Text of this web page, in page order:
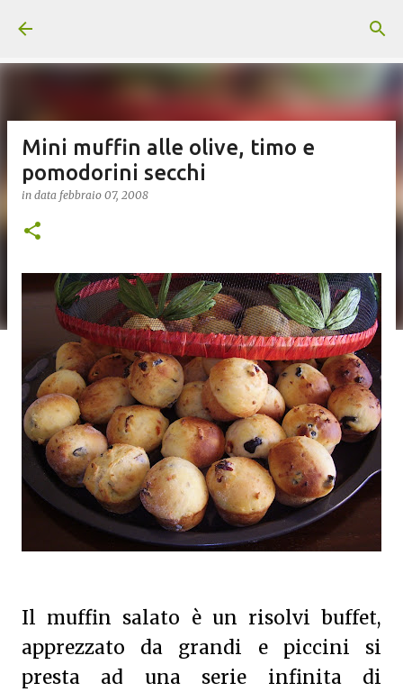
Mini muffin alle olive, timo e
pomodorini secchi
in data febbraio 07, 2008
Il muffin salato è un risolvi buffet,
apprezzato da grandi e piccini si
presta ad una serie infinita di